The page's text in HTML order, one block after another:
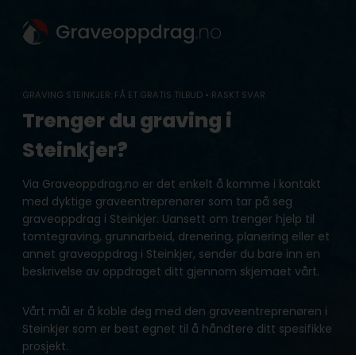
content
GRAVING STEINKJER: FÅ ET GRATIS TILBUD • RASKT SVAR
Trenger du graving i
Steinkjer?
Via Graveoppdrag.no er det enkelt å komme i kontakt
med dyktige graveentreprenører som tar på seg
graveoppdrag i Steinkjer. Uansett om trenger hjelp til
tomtegraving, grunnarbeid, drenering, planering eller et
annet graveoppdrag i Steinkjer, sender du bare inn en
beskrivelse av oppdraget ditt gjennom skjemaet vårt.
Vårt mål er å koble deg med den graveentreprenøren i
Steinkjer som er best egnet til å håndtere ditt spesifikke
prosjekt.